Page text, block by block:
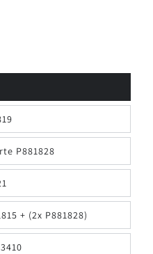
P881828
+ (2x P881828)